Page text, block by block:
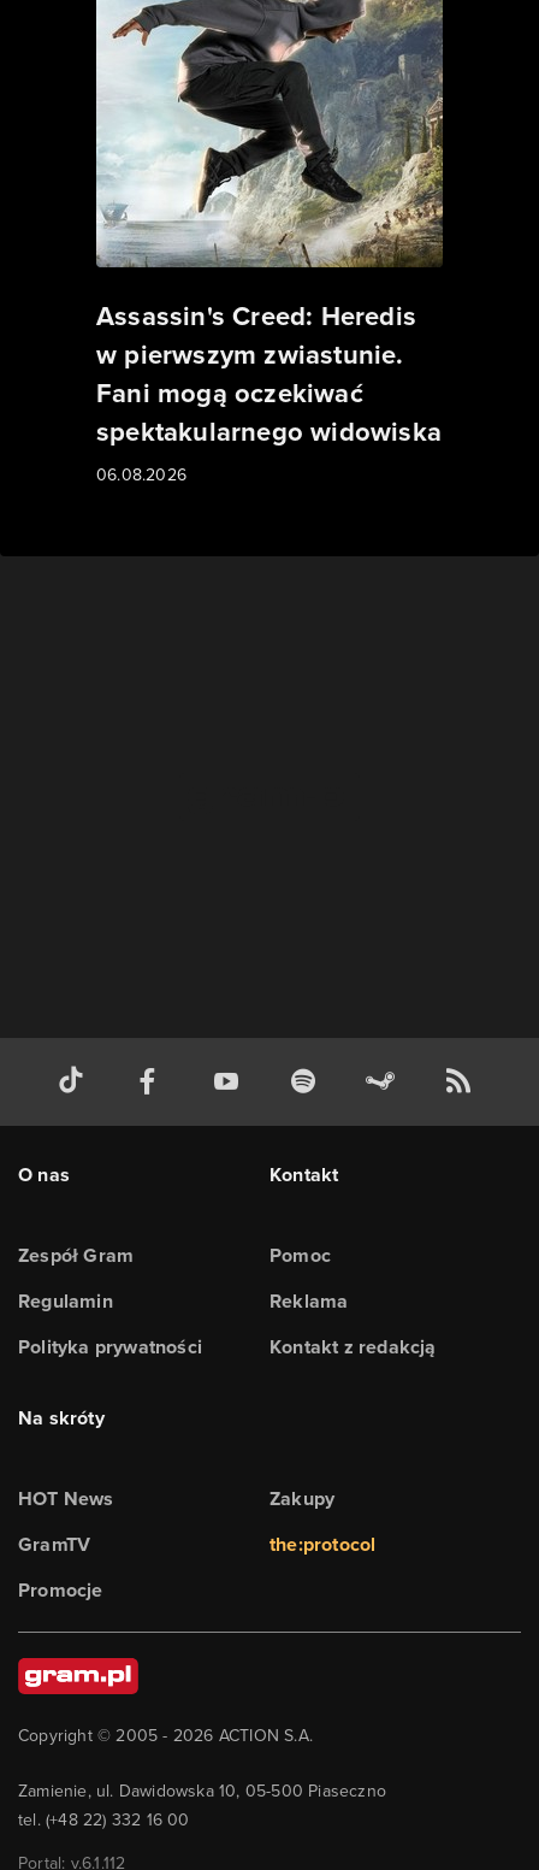
Assassin's Creed: Heredis
w pierwszym zwiastunie.
Fani mogą oczekiwać
spektakularnego widowiska
06.08.2026
O nas
Zespół Gram
Regulamin
Polityka prywatności
Kontakt
Pomoc
Reklama
Kontakt z redakcją
Na skróty
HOT News
GramTV
Promocje
Zakupy
the:protocol
Copyright © 2005 - 2026 ACTION S.A.
Zamienie, ul. Dawidowska 10, 05-500 Piaseczno
tel. (+48 22) 332 16 00
Portal: v.6.1.112